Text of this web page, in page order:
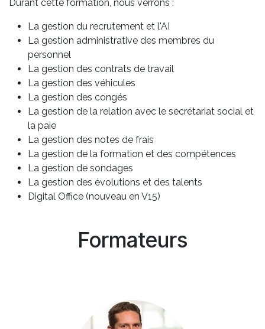
Durant cette formation, nous verrons :
La gestion du recrutement et l'AI
La gestion administrative des membres du
personnel
La gestion des contrats de travail
La gestion des véhicules
La gestion des congés
La gestion de la relation avec le secrétariat social et
la paie
La gestion des notes de frais
La gestion de la formation et des compétences
La gestion de sondages
La gestion des évolutions et des talents
Digital Office (nouveau en V15)
Formateurs